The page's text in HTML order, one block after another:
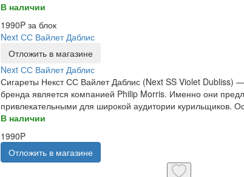
В наличии
1990P за блок
Next СС Вайлет Даблис
Отложить в магазине
Next СС Вайлет Даблис
Сигареты Некст СС Вайлет Даблис (Next SS Violet Dubliss)
бренда является компанией Philip Morris. Именно они
привлекательными для широкой аудитории курильщиков.
В наличии
1990P
Отложить в магазине